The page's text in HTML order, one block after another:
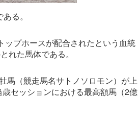
る。
プホースが配合されたという血統
れた馬体である。
馬（競走馬名サトノソロモン）が上
セッションにおける最高額馬（2億